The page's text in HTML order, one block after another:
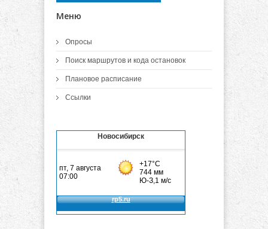
Меню
Опросы
Поиск маршрутов и кода остановок
Плановое расписание
Ссылки
Новосибирск